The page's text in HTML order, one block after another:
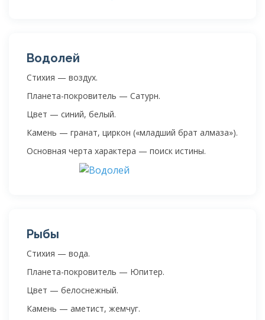
Водолей
Стихия — воздух.
Планета-покровитель — Сатурн.
Цвет — синий, белый.
Камень — гранат, циркон («младший брат алмаза»).
Основная черта характера — поиск истины.
Рыбы
Стихия — вода.
Планета-покровитель — Юпитер.
Цвет — белоснежный.
Камень — аметист, жемчуг.